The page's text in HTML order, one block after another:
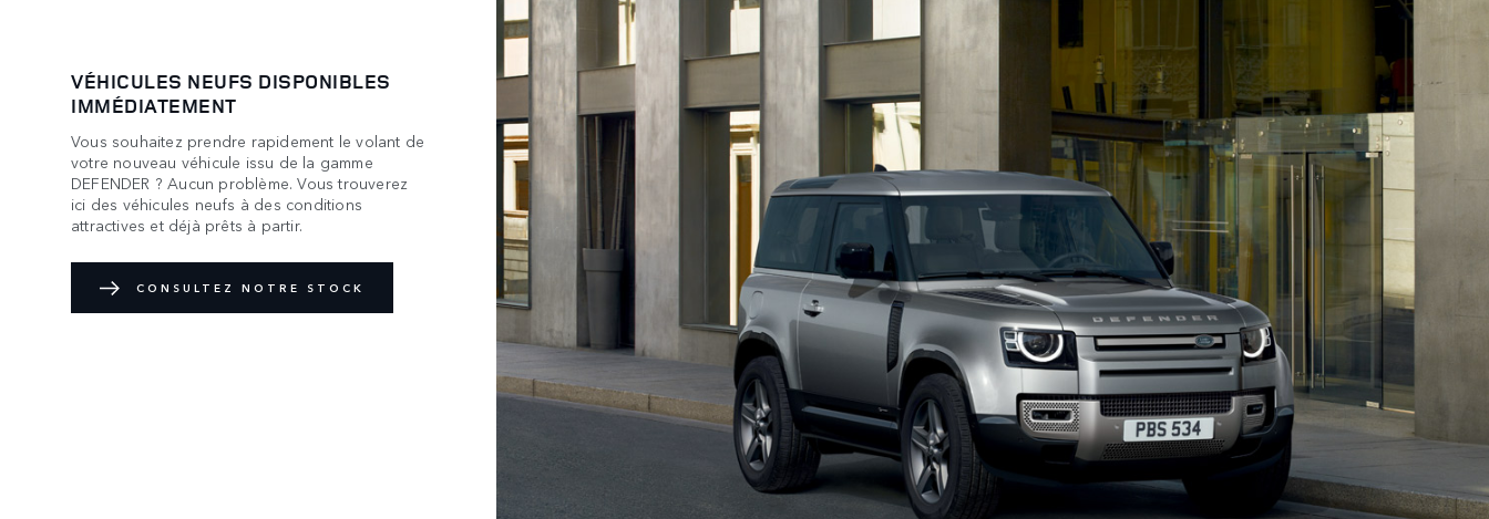
VÉHICULES NEUFS DISPONIBLES
IMMÉDIATEMENT
Vous souhaitez prendre rapidement le volant de
votre nouveau véhicule issu de la gamme
DEFENDER ? Aucun problème. Vous trouverez
ici des véhicules neufs à des conditions
attractives et déjà prêts à partir.
CONSULTEZ NOTRE STOCK